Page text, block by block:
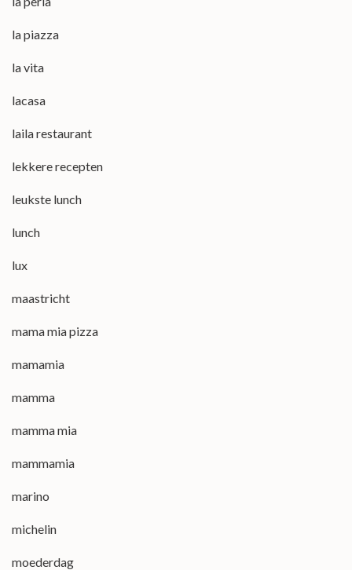
la piazza
la vita
lacasa
laila restaurant
lekkere recepten
leukste lunch
lunch
lux
maastricht
mama mia pizza
mamamia
mamma
mamma mia
mammamia
marino
michelin
moederdag